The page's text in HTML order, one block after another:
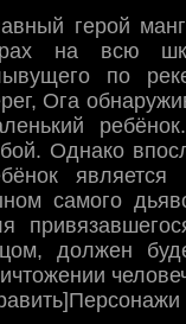
герой
на всю
по
Ога
Однако
самого
должен